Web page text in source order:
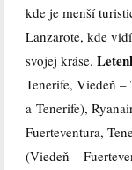
kde je menší
Lanzarote, kde
svojej kráse.
Tenerife, Viedeň –
a Tenerife),
Fuerteventura,
(Viedeň –